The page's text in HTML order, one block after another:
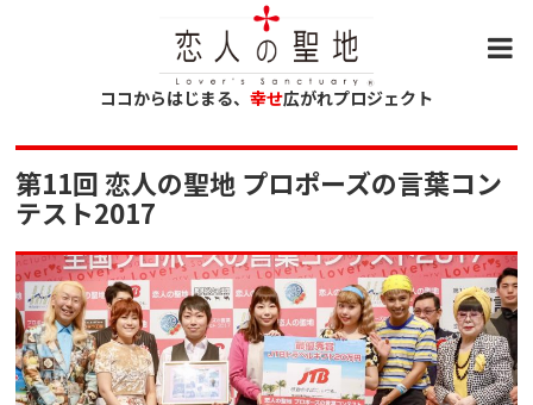
ココからはじまる、 幸せ広がれプロジェクト
第11回 恋人の聖地 プロポーズの言葉コン
テスト2017